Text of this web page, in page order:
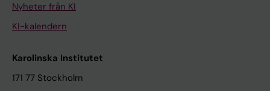
Nyheter från KI
KI-kalendern
Karolinska Institutet
171 77 Stockholm